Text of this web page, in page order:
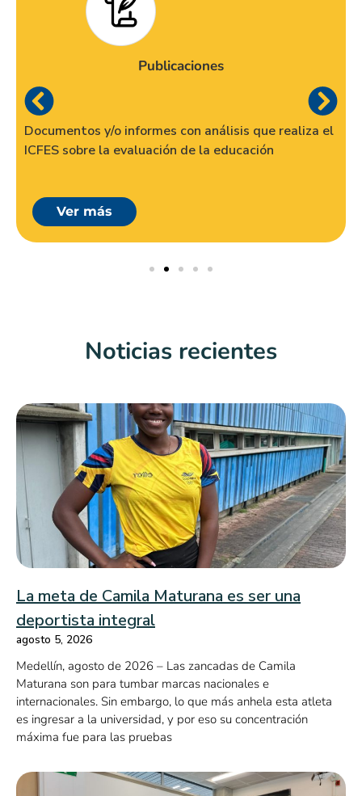
Publicaciones
Documentos y/o informes con análisis que realiza el
ICFES sobre la evaluación de la educación
Ver más
Noticias recientes
La meta de Camila Maturana es ser una
deportista integral
agosto 5, 2026
Medellín, agosto de 2026 – Las zancadas de Camila
Maturana son para tumbar marcas nacionales e
internacionales. Sin embargo, lo que más anhela esta atleta
es ingresar a la universidad, y por eso su concentración
máxima fue para las pruebas